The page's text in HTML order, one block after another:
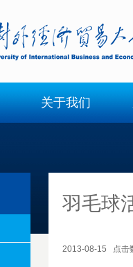
关于我们
羽毛球
2013-08-15 点击